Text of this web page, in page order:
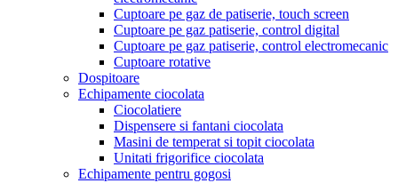
Cuptoare pe gaz de patiserie, touch screen
Cuptoare pe gaz patiserie, control digital
Cuptoare pe gaz patiserie, control electromecanic
Cuptoare rotative
Dospitoare
Echipamente ciocolata
Ciocolatiere
Dispensere si fantani ciocolata
Masini de temperat si topit ciocolata
Unitati frigorifice ciocolata
Echipamente pentru gogosi